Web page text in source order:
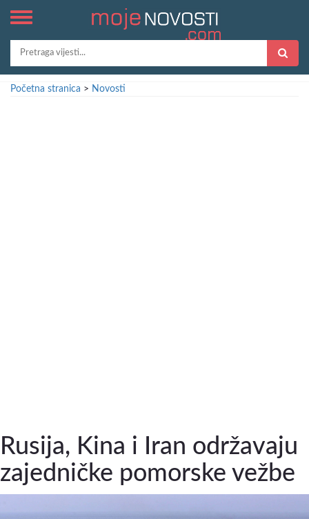
Početna stranica > Novosti
Rusija, Kina i Iran održavaju
zajedničke pomorske vežbe